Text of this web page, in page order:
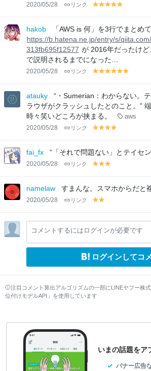
2020/05/28 リンク
y
w
y
lo
w
y
lo
w
y
lo
w
lo
w
hakob
「AWS is 何」を3行でまとめ
https://b.hatena.ne.jp/entry/s/
313fb695f12577 が 2016年だったけ
で説明されるまでになった…
2020/05/28 リンク
y
lo
y
lo
w
y
lo
w
y
lo
w
y
lo
w
lo
w
atauky
“・Sumerian：わからない。
ラウザがクラッシュしたとのこと。”
時々笑いどころが挟まる。
aws
2020/05/28 リンク
y
lo
w
y
lo
w
y
lo
w
fai_fx “「それで問題ない」とテイセ
2020/05/28 リンク
y
lo
w
y
lo
w
lo
namelaw すまんな。スマホからだと
2020/05/28 リンク
y
lo
w
lo
w
コメントするにはログインが必要です
ログインしてコ
注目コメント算出アルゴリズムの一部にLINEヤフー株
位付けモデルAPI」を使用しています
いまの話題をア
バナー広告